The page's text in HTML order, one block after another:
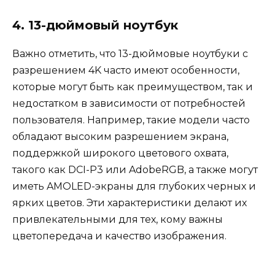
4. 13-дюймовый ноутбук
Важно отметить, что 13-дюймовые ноутбуки с
разрешением 4K часто имеют особенности,
которые могут быть как преимуществом, так и
недостатком в зависимости от потребностей
пользователя. Например, такие модели часто
обладают высоким разрешением экрана,
поддержкой широкого цветового охвата,
такого как DCI-P3 или AdobeRGB, а также могут
иметь AMOLED-экраны для глубоких черных и
ярких цветов. Эти характеристики делают их
привлекательными для тех, кому важны
цветопередача и качество изображения.